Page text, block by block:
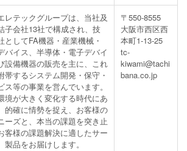
レテックグループは、当社及
子会社13社で構成され、技
としてFA機器・産業機械・
バイス、半導体・電子デバイ
設備機器の販売を主に、これ
帯するシステム開発・保守・
ス等の事業を営んでいます。
境が大きく変化する時代にあ
的確に情勢を捉え、お客様の
ーズと、本当の課題を突き止
客様の課題解決に適したサー
製品をお届けします。
〒550-8555
大阪市西区西
本町1-13-25
tc-
kiwami@tachi
bana.co.jp